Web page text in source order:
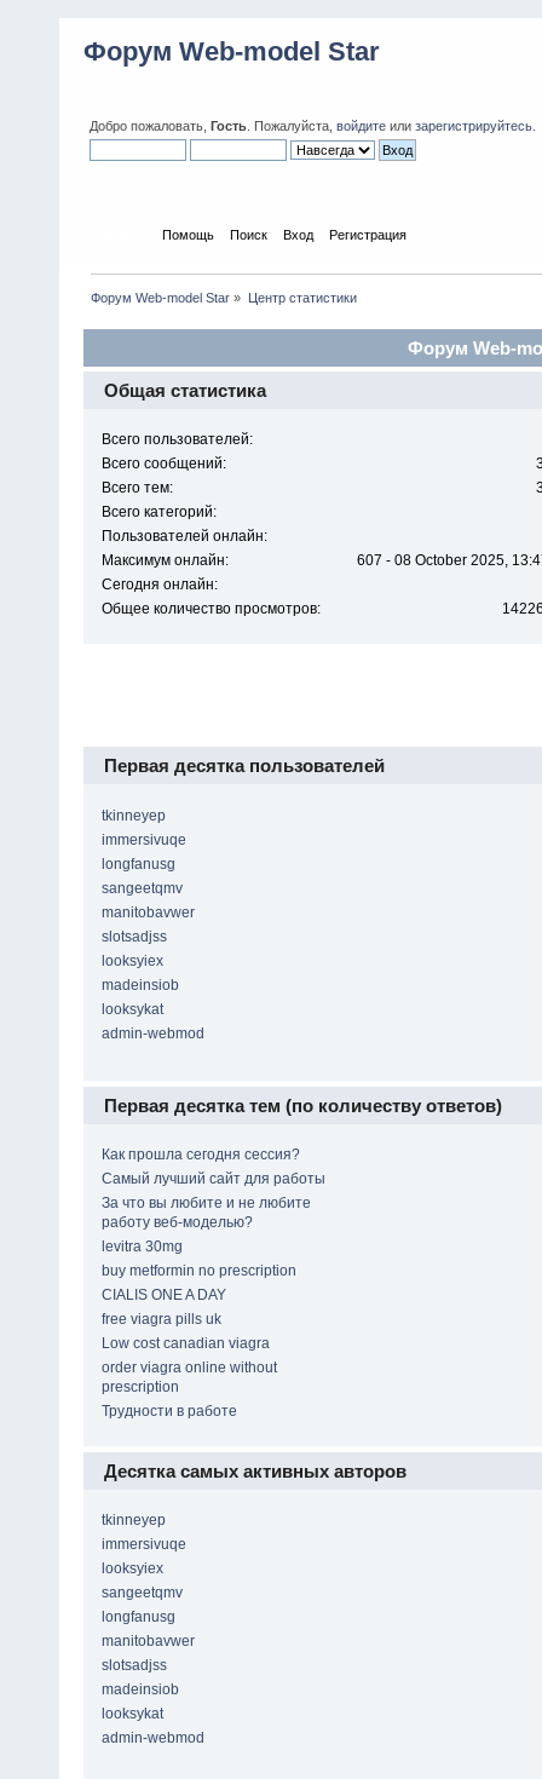
Форум Web-model Star
Добро пожаловать, Гость . Пожалуйста, войдите или зарегистрируйтесь
Помощь Поиск Вход Регистрация
Форум Web-model Star » Центр статистики
Форум Web-
Общая статистика
Всего пользователей:
Всего сообщений:
Всего тем:
Всего категорий:
Пользователей онлайн:
Максимум онлайн:
607 - 08 October 2025,
Сегодня онлайн:
Общее количество просмотров:
Первая десятка пользователей
tkinneyep
immersivuqe
longfanusg
sangeetqmv
manitobavwer
slotsadjss
looksyiex
madeinsiob
looksykat
admin-webmod
Первая десятка тем (по количеству ответов)
Как прошла сегодня сессия?
Самый лучший сайт для работы
За что вы любите и не любите
работу веб-моделью?
levitra 30mg
buy metformin no prescription
CIALIS ONE A DAY
free viagra pills uk
Low cost canadian viagra
order viagra online without
prescription
Трудности в работе
Десятка самых активных авторов
tkinneyep
immersivuqe
looksyiex
sangeetqmv
longfanusg
manitobavwer
slotsadjss
madeinsiob
looksykat
admin-webmod